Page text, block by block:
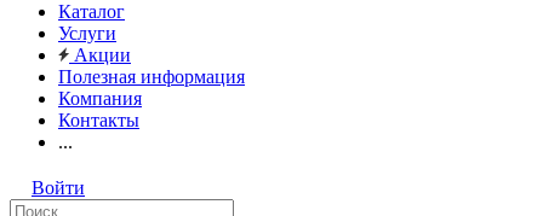
Каталог
Услуги
Акции
Полезная информация
Компания
Контакты
...
Войти